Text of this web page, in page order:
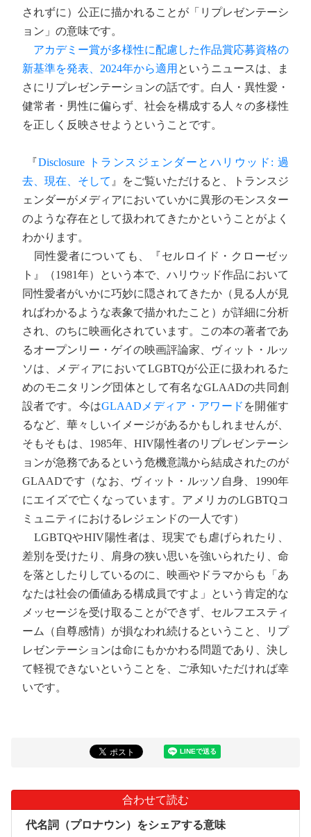
されずに）公正に描かれることが「リプレゼンテーシ
ョン」の意味です。
アカデミー賞が多様性に配慮した作品賞応募資格の
新基準を発表、2024年から適用 というニュースは、ま
さにリプレゼンテーションの話です。白人・異性愛・
健常者・男性に偏らず、社会を構成する人々の多様性
を正しく反映させようということです。
『Disclosure トランスジェンダーとハリウッド: 過
去、現在、そして 』をご覧いただけると、トランスジ
ェンダーがメディアにおいていかに異形のモンスター
のような存在として扱われてきたかということがよく
わかります。
同性愛者についても、『セルロイド・クローゼッ
ト』（1981年）という本で、ハリウッド作品において
同性愛者がいかに巧妙に隠されてきたか（見る人が見
ればわかるような表象で描かれたこと）が詳細に分析
され、のちに映画化されています。この本の著者であ
るオープンリー・ゲイの映画評論家、ヴィット・ルッ
ソは、メディアにおいてLGBTQが公正に扱われるた
めのモニタリング団体として有名なGLAADの共同創
設者です。今はGLAADメディア・アワード を開催す
るなど、華々しいイメージがあるかもしれませんが、
そもそもは、1985年、HIV陽性者のリプレゼンテーシ
ョンが急務であるという危機意識から結成されたのが
GLAADです（なお、ヴィット・ルッソ自身、1990年
にエイズで亡くなっています。アメリカのLGBTQコ
ミュニティにおけるレジェンドの一人です）
LGBTQやHIV陽性者は、現実でも虐げられたり、
差別を受けたり、肩身の狭い思いを強いられたり、命
を落としたりしているのに、映画やドラマからも「あ
なたは社会の価値ある構成員ですよ」という肯定的な
メッセージを受け取ることができず、セルフエスティ
ーム（自尊感情）が損なわれ続けるということ、リプ
レゼンテーションは命にもかかわる問題であり、決し
て軽視できないということを、ご承知いただければ幸
いです。
合わせて読む
代名詞（プロナウン）をシェアする意味